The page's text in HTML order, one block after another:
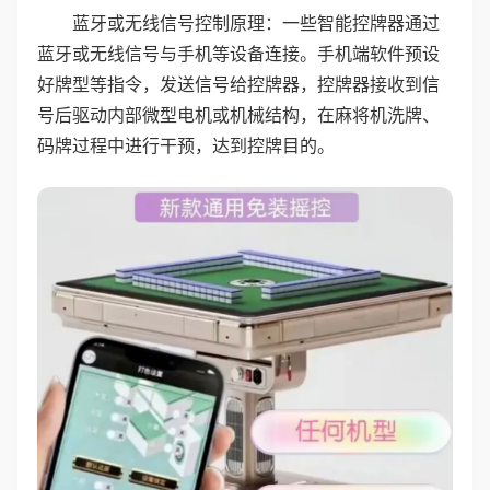
蓝牙或无线信号控制原理：一些智能控牌器通过
蓝牙或无线信号与手机等设备连接。手机端软件预设
好牌型等指令，发送信号给控牌器，控牌器接收到信
号后驱动内部微型电机或机械结构，在麻将机洗牌、
码牌过程中进行干预，达到控牌目的。